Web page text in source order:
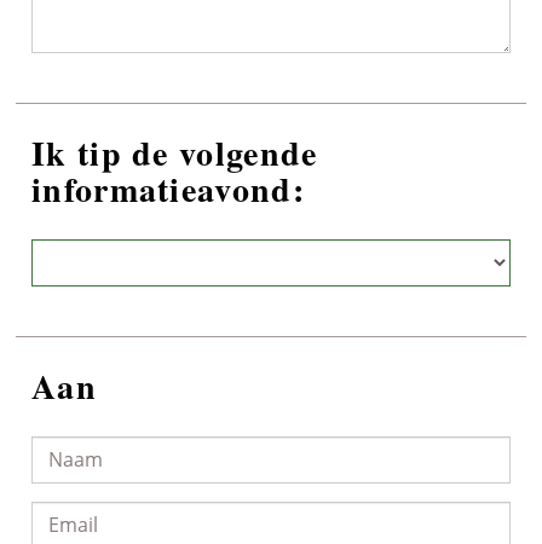
Ik tip de volgende
informatieavond:
Aan